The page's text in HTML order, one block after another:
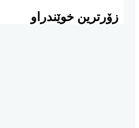
زۆرترین خوێندراو